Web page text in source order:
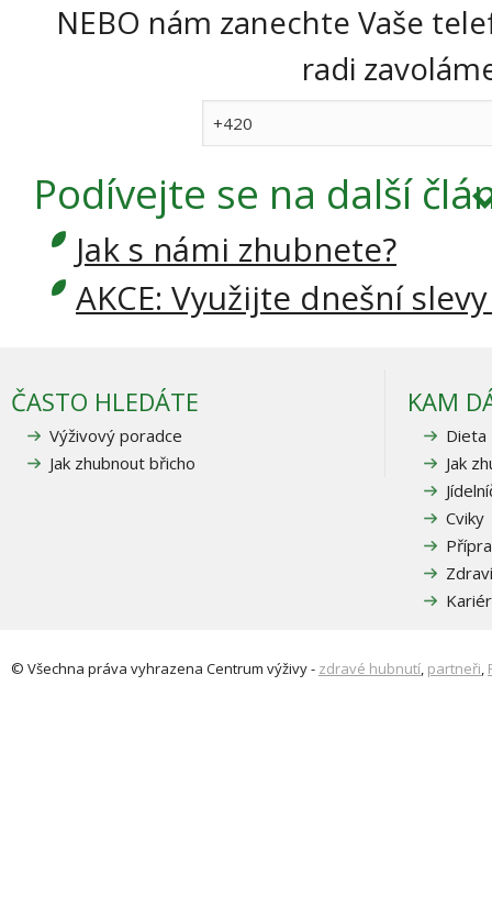
NEBO nám zanechte Vaše
radi
Podívejte se na další
Jak s námi zhubnete?
AKCE: Využijte dnešní
ČASTO HLEDÁTE
Výživový poradce
Jak zhubnout břicho
KAM
Dieta
Jak
Cviky
Zdraví
© Všechna práva vyhrazena Centrum výživy- zdravé hubnutí, partneři,